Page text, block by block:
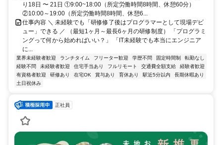
り18日 〜 21日 ①9:00~18:00（所定労働時間8時間、休憩60分）
②10:00～19:00（所定労働時間8時間、休憩6...
仕事内容 ＼ 未経験でも「研修修了後はプログラマーとして現場デビ
ュー」できる ／ （最短1ヶ月～最長6ヶ月の研修制度） 「プログラミ
ングって何から始めればいい？」 「IT未経験でも本当にエンジニア
に...
業界未経験者歓迎 ランチタイム フリーター歓迎 学歴不問 固定時間制
転勤なし
経験不問
未経験者歓迎 住宅手当あり フルリモート 交通費全額支給
経験者歓迎
有資格者歓迎
研修あり 在宅OK 賞与あり 育休あり 駅近5分以内
長期休暇あり
土日祝休み
正社員